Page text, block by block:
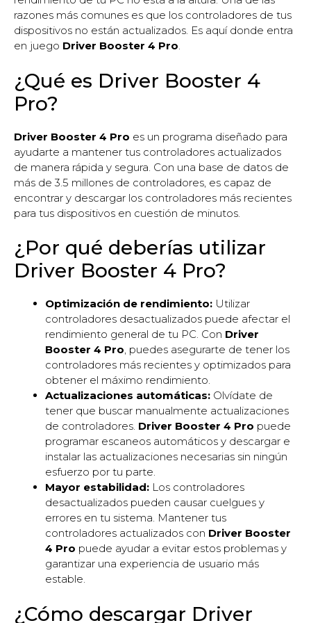
razones más comunes es que los controladores de tus
dispositivos no están actualizados. Es aquí donde entra
en juego Driver Booster 4 Pro.
¿Qué es Driver Booster 4
Pro?
Driver Booster 4 Pro es un programa diseñado para
ayudarte a mantener tus controladores actualizados
de manera rápida y segura. Con una base de datos de
más de 3.5 millones de controladores, es capaz de
encontrar y descargar los controladores más recientes
para tus dispositivos en cuestión de minutos.
¿Por qué deberías utilizar
Driver Booster 4 Pro?
Optimización de rendimiento: Utilizar
controladores desactualizados puede afectar el
rendimiento general de tu PC. Con Driver
Booster 4 Pro, puedes asegurarte de tener los
controladores más recientes y optimizados para
obtener el máximo rendimiento.
Actualizaciones automáticas: Olvídate de
tener que buscar manualmente actualizaciones
de controladores. Driver Booster 4 Pro puede
programar escaneos automáticos y descargar e
instalar las actualizaciones necesarias sin ningún
esfuerzo por tu parte.
Mayor estabilidad: Los controladores
desactualizados pueden causar cuelgues y
errores en tu sistema. Mantener tus
controladores actualizados con Driver Booster
4 Pro puede ayudar a evitar estos problemas y
garantizar una experiencia de usuario más
estable.
¿Cómo descargar Driver